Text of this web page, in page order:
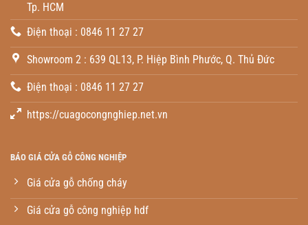
Tp. HCM
Điện thoại : 0846 11 27 27
Showroom 2 : 639 QL13, P. Hiệp Bình Phước, Q. Thủ Đức
Điện thoại : 0846 11 27 27
https://cuagocongnghiep.net.vn
BÁO GIÁ CỬA GỖ CÔNG NGHIỆP
Giá cửa gỗ chống cháy
Giá cửa gỗ công nghiệp hdf